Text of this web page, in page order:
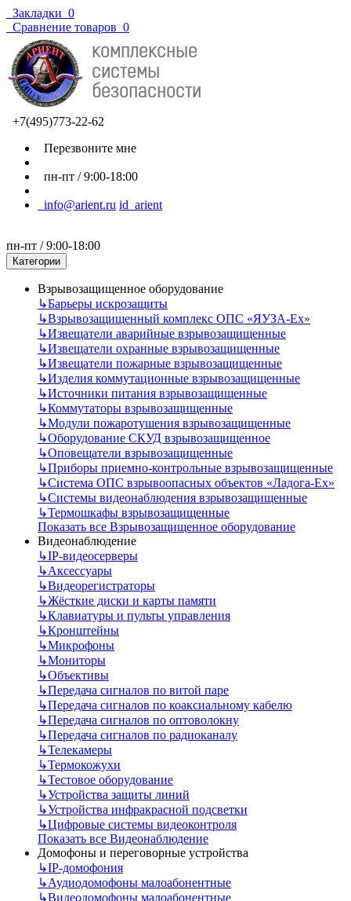
Закладки 0
Сравнение товаров 0
+7(495)773-22-62
Перезвоните мне
пн-пт / 9:00-18:00
info@arient.ru id_arient
пн-пт / 9:00-18:00
Категории
Взрывозащищенное оборудование
↳Барьеры искрозащиты
↳Взрывозащищенный комплекс ОПС «ЯУЗА-Ех»
↳Извещатели аварийные взрывозащищенные
↳Извещатели охранные взрывозащищенные
↳Извещатели пожарные взрывозащищенные
↳Изделия коммутационные взрывозащищенные
↳Источники питания взрывозащищенные
↳Коммутаторы взрывозащищенные
↳Модули пожаротушения взрывозащищенные
↳Оборудование СКУД взрывозащищенное
↳Оповещатели взрывозащищенные
↳Приборы приемно-контрольные взрывозащищенные
↳Система ОПС взрывоопасных объектов «Ладога-Ex»
↳Системы видеонаблюдения взрывозащищенные
↳Термошкафы взрывозащищенные
Показать все Взрывозащищенное оборудование
Видеонаблюдение
↳IP-видеосерверы
↳Аксессуары
↳Видеорегистраторы
↳Жёсткие диски и карты памяти
↳Клавиатуры и пульты управления
↳Кронштейны
↳Микрофоны
↳Мониторы
↳Объективы
↳Передача сигналов по витой паре
↳Передача сигналов по коаксиальному кабелю
↳Передача сигналов по оптоволокну
↳Передача сигналов по радиоканалу
↳Телекамеры
↳Термокожухи
↳Тестовое оборудование
↳Устройства защиты линий
↳Устройства инфракрасной подсветки
↳Цифровые системы видеоконтроля
Показать все Видеонаблюдение
Домофоны и переговорные устройства
↳IP-домофония
↳Аудиодомофоны малоабонентные
↳Видеодомофоны малоабонентные